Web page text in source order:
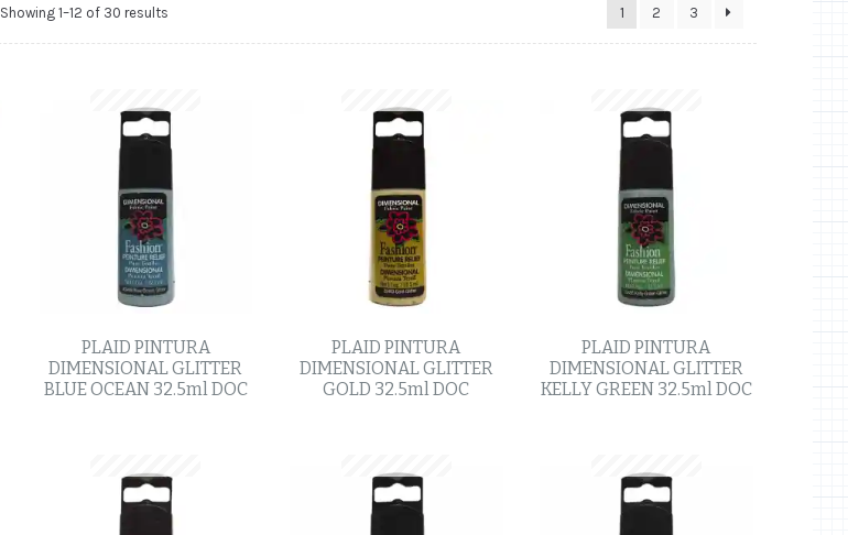
Showing 1–12 of 30 results 1 2 3
PLAID PINTURA
DIMENSIONAL GLITTER
BLUE OCEAN 32.5ml DOC
PLAID PINTURA
DIMENSIONAL GLITTER
GOLD 32.5ml DOC
PLAID PINTURA
DIMENSIONAL GLITTER
KELLY GREEN 32.5ml DOC